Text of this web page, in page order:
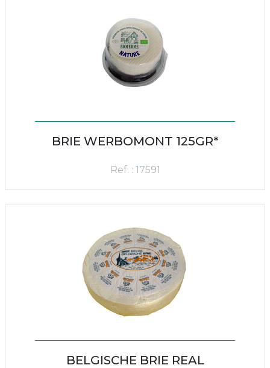
BRIE WERBOMONT 125GR*
Ref. : 17591
BELGISCHE BRIE REAL